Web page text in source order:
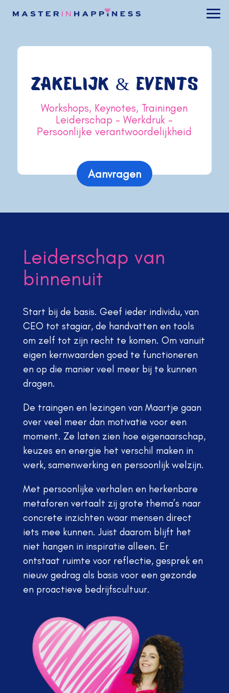
ZAKELIJK & EVENTS
Workshops, Keynotes, Trainingen
Leiderschap – Werkdruk –
Persoonlijke verantwoordelijkheid
Aanvragen
Leiderschap van
binnenuit
Start bij de basis. Geef ieder individu, van
CEO tot stagiar, de handvatten en tools
om zelf tot zijn recht te komen. Om vanuit
eigen kernwaarden goed te functioneren
en op die manier veel meer bij te kunnen
dragen.
De traingen en lezingen van Maartje gaan
over veel meer dan motivatie voor een
moment. Ze laten zien hoe eigenaarschap,
keuzes en energie het verschil maken in
werk, samenwerking en persoonlijk welzijn.
Met persoonlijke verhalen en herkenbare
metaforen vertaalt zij grote thema’s naar
concrete inzichten waar mensen direct
iets mee kunnen. Juist daarom blijft het
niet hangen in inspiratie alleen. Er
ontstaat ruimte voor reflectie, gesprek en
nieuw gedrag als basis voor een gezonde
en proactieve bedrijfscultuur.